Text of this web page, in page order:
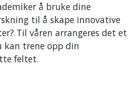
å bruke dine
til å skape innovative
Til våren arrangeres det et
kan trene opp din
feltet.